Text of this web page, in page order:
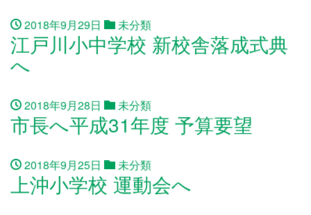
2018年9月29日 未分類
江戸川小中学校 新校舎落成式典
へ
2018年9月28日 未分類
市長へ平成31年度 予算要望
2018年9月25日 未分類
上沖小学校 運動会へ